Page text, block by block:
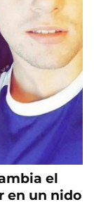
el
en un nido